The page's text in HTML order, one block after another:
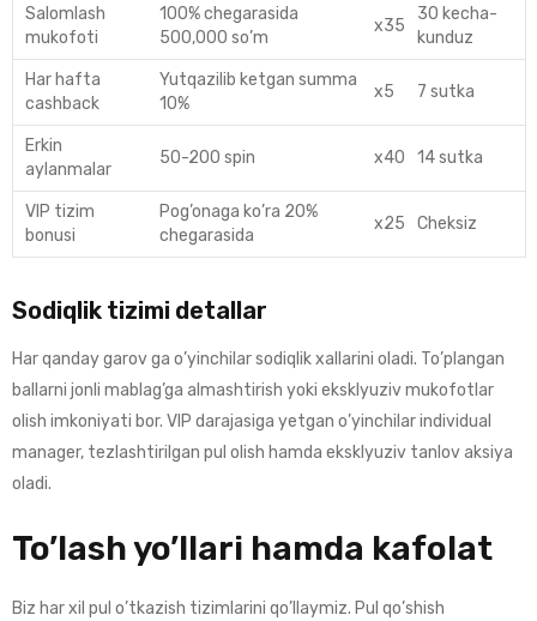
Salomlash
mukofoti
100% chegarasida
500,000 so’m
x35
30 kecha-
kunduz
Har hafta
cashback
Yutqazilib ketgan summa
10%
x5 7 sutka
Erkin
aylanmalar
50-200 spin x40 14 sutka
VIP tizim
bonusi
Pog’onaga ko’ra 20%
chegarasida
x25 Cheksiz
Sodiqlik tizimi detallar
Har qanday garov ga o’yinchilar sodiqlik xallarini oladi. To’plangan
ballarni jonli mablag’ga almashtirish yoki eksklyuziv mukofotlar
olish imkoniyati bor. VIP darajasiga yetgan o’yinchilar individual
manager, tezlashtirilgan pul olish hamda eksklyuziv tanlov aksiya
oladi.
To’lash yo’llari hamda kafolat
Biz har xil pul o’tkazish tizimlarini qo’llaymiz. Pul qo’shish